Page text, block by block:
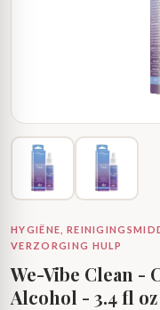
HYGIËNE,
VERZORGING HULP
We-Vibe Clean -
Alcohol - 3.4 fl